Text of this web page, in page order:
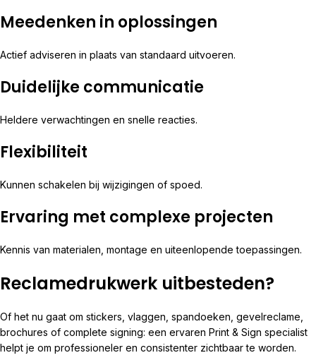
Meedenken in oplossingen
Actief adviseren in plaats van standaard uitvoeren.
Duidelijke communicatie
Heldere verwachtingen en snelle reacties.
Flexibiliteit
Kunnen schakelen bij wijzigingen of spoed.
Ervaring met complexe projecten
Kennis van materialen, montage en uiteenlopende toepassingen.
Reclamedrukwerk uitbesteden?
Of het nu gaat om stickers, vlaggen, spandoeken, gevelreclame,
brochures of complete signing: een ervaren Print & Sign specialist
helpt je om professioneler en consistenter zichtbaar te worden.